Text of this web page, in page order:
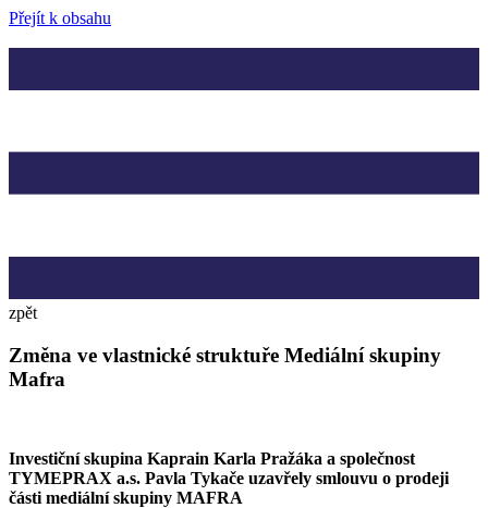
Přejít k obsahu
zpět
Změna ve vlastnické struktuře Mediální skupiny
Mafra
Investiční skupina Kaprain Karla Pražáka a společnost
TYMEPRAX a.s. Pavla Tykače uzavřely smlouvu o prodeji
části mediální skupiny MAFRA